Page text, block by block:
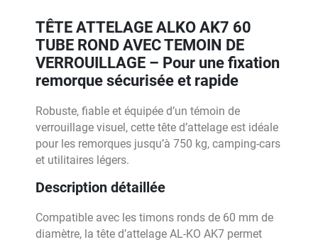
TÊTE ATTELAGE ALKO AK7 60
TUBE ROND AVEC TEMOIN DE
VERROUILLAGE – Pour une fixation
remorque sécurisée et rapide
Robuste, fiable et équipée d’un témoin de
verrouillage visuel, cette tête d’attelage est idéale
pour les remorques jusqu’à 750 kg, camping-cars
et utilitaires légers.
Description détaillée
Compatible avec les timons ronds de 60 mm de
diamètre, la tête d’attelage AL-KO AK7 permet